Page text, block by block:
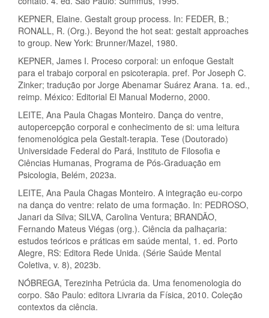
KEPNER, Elaine. Gestalt group process. In: FEDER, B.;
RONALL, R. (Org.). Beyond the hot seat: gestalt approaches
to group. New York: Brunner/Mazel, 1980.
KEPNER, James I. Proceso corporal: un enfoque Gestalt
para el trabajo corporal en psicoterapia. pref. Por Joseph C.
Zinker; tradução por Jorge Abenamar Suárez Arana. 1a. ed.,
reimp. México: Editorial El Manual Moderno, 2000.
LEITE, Ana Paula Chagas Monteiro. Dança do ventre,
autopercepção corporal e conhecimento de si: uma leitura
fenomenológica pela Gestalt-terapia. Tese (Doutorado)
Universidade Federal do Pará, Instituto de Filosofia e
Ciências Humanas, Programa de Pós-Graduação em
Psicologia, Belém, 2023a.
LEITE, Ana Paula Chagas Monteiro. A integração eu-corpo
na dança do ventre: relato de uma formação. In: PEDROSO,
Janari da Silva; SILVA, Carolina Ventura; BRANDÃO,
Fernando Mateus Viégas (org.). Ciência da palhaçaria:
estudos teóricos e práticas em saúde mental, 1. ed. Porto
Alegre, RS: Editora Rede Unida. (Série Saúde Mental
Coletiva, v. 8), 2023b.
NÓBREGA, Terezinha Petrúcia da. Uma fenomenologia do
corpo. São Paulo: editora Livraria da Física, 2010. Coleção
contextos da ciência.